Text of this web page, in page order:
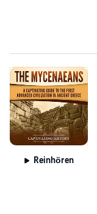
Reinhören